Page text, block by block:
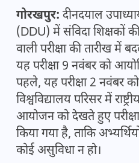
गोरखपुर: दीनदयाल
(DDU) में संविदा शिक्षकों
वाली परीक्षा की तारीख में
यह परीक्षा 9 नवंबर को
पहले, यह परीक्षा 2 नवंबर को
विश्वविद्यालय परिसर में
आयोजन को देखते हुए
किया गया है, ताकि
कोई असुविधा न हो।